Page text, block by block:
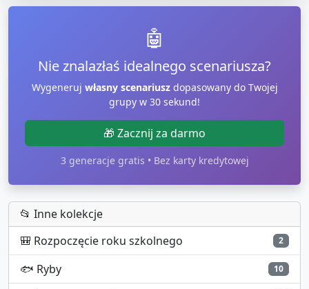
🤖
Nie znalazłaś idealnego scenariusza?
Wygeneruj własny scenariuszdopasowany do Twojej
grupy w 30 sekund!
🎁 Zacznij za darmo
3 generacje gratis • Bez karty kredytowej
📂 Inne kolekcje
🎒 Rozpoczęcie roku szkolnego 2
🐟 Ryby 10